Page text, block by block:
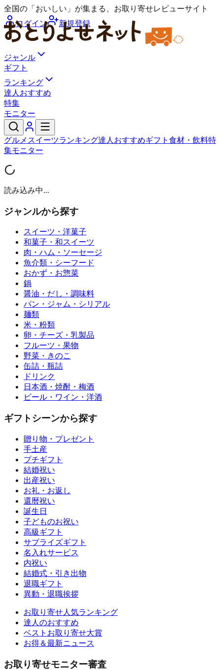
全国の「おいしい」が集まる、お取り寄せレビューサイト
ログイン
新規登録
ジャンル
ギフト
ランキング
達人おすすめ
特集
モニター
グルメ スイーツランキング達人おすすめギフト 食材・飲料特
集モニター
読み込み中...
ジャンルから探す
スイーツ・洋菓子
和菓子・和スイーツ
肉・ハム・ソーセージ
魚介類・シーフード
おかず・お惣菜
鍋
醤油・だし・調味料
パン・ジャム・シリアル
麺類
米・粉類
卵・チーズ・乳製品
フルーツ・果物
野菜・きのこ
缶詰・瓶詰
ドリンク
日本酒・焼酎・梅酒
ビール・ワイン・洋酒
ギフトシーンから探す
贈り物・プレゼント
手土産
プチギフト
結婚祝い
出産祝い
お礼・お返し
還暦祝い
誕生日
子どものお祝い
高級ギフト
サプライズギフト
名入れサービス
内祝い
結婚式・引き出物
退職ギフト
異動・退職挨拶
お取り寄せ人気ランキング
達人のおすすめ
ベストお取り寄せ大賞
お得＆最新ニュース
お取り寄せモニター審査